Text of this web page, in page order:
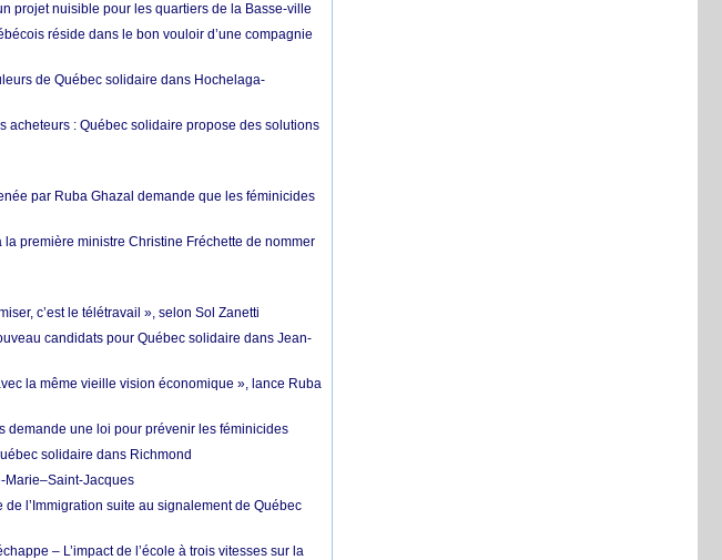
projet nuisible pour les quartiers de la Basse-ville
réside dans le bon vouloir d’une compagnie
de Québec solidaire dans Hochelaga-
acheteurs : Québec solidaire propose des solutions
par Ruba Ghazal demande que les féminicides
première ministre Christine Fréchette de nommer
c’est le télétravail », selon Sol Zanetti
candidats pour Québec solidaire dans Jean-
la même vieille vision économique », lance Ruba
demande une loi pour prévenir les féminicides
solidaire dans Richmond
Marie–Saint-Jacques
l’Immigration suite au signalement de Québec
– L’impact de l’école à trois vitesses sur la